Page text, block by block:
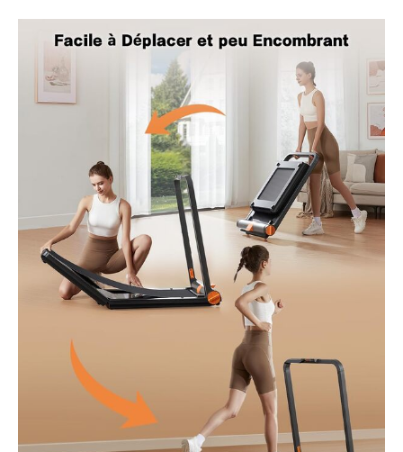
téléphone détachable
inclus vous permet de
profiter de
divertissements tout en
vous entraînant.
Utilisation Pratique et
Sécurisée : Plongez
directement dans votre
entraînement dès la
sortie de la boîte avec le
WalkingPad MC11.
Adapté au fitness à
domicile, il comprend des
mesures de sécurité
essentielles telles qu'un
câble d'arrêt d'urgence,
un verrouillage pour
enfants sur l'application
et une fonction de veille
automatique,
garantissant un exercice
sans souci. De plus,